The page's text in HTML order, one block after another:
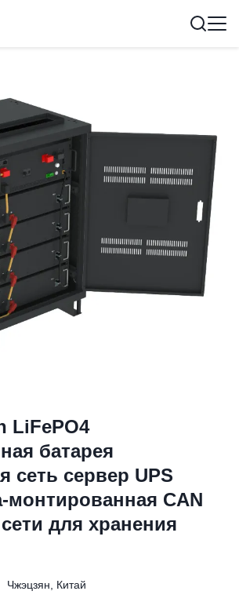
LiFePO4
батарея
сеть сервер UPS
монтированная CAN
для хранения
Чжэцзян, Китай